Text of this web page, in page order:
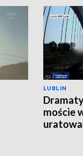
LUBLIN
moście